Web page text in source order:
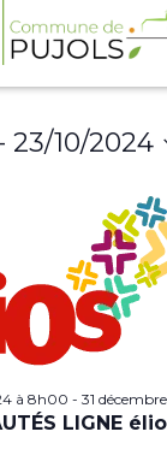
23/10/2024
à 8h00 - 31
LIGNE